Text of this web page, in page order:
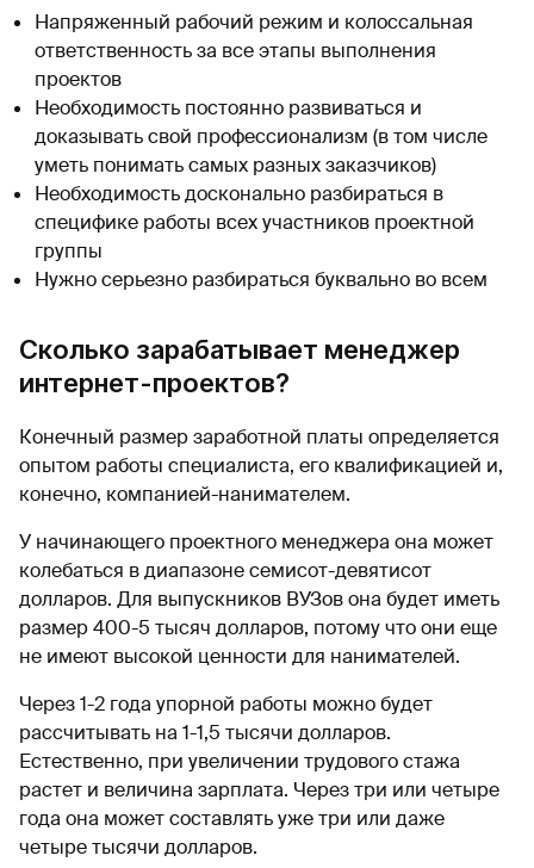
Напряженный рабочий режим и колоссальная
ответственность за все этапы выполнения
проектов
Необходимость постоянно развиваться и
доказывать свой профессионализм (в том числе
уметь понимать самых разных заказчиков)
Необходимость досконально разбираться в
специфике работы всех участников проектной
группы
Нужно серьезно разбираться буквально во всем
Сколько зарабатывает менеджер
интернет-проектов?
Конечный размер заработной платы определяется
опытом работы специалиста, его квалификацией и,
конечно, компанией-нанимателем.
У начинающего проектного менеджера она может
колебаться в диапазоне семисот-девятисот
долларов. Для выпускников ВУЗов она будет иметь
размер 400-5 тысяч долларов, потому что они еще
не имеют высокой ценности для нанимателей.
Через 1-2 года упорной работы можно будет
рассчитывать на 1-1,5 тысячи долларов.
Естественно, при увеличении трудового стажа
растет и величина зарплата. Через три или четыре
года она может составлять уже три или даже
четыре тысячи долларов.